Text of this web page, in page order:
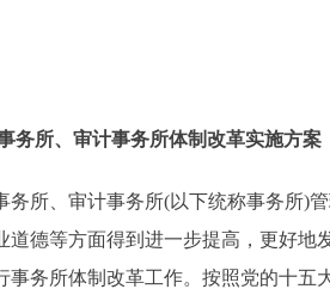
务所、审计事务所体制改革实施方案
、审计事务所(以下统称事务所)
德等方面得到进一步提高，更好地
务所体制改革工作。按照党的十五